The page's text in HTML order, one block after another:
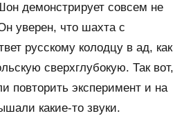
демонстрирует совсем не
уверен, что шахта с
русскому колодцу в ад, как
сверхглубокую. Так вот,
повторить эксперимент и на
какие-то звуки.